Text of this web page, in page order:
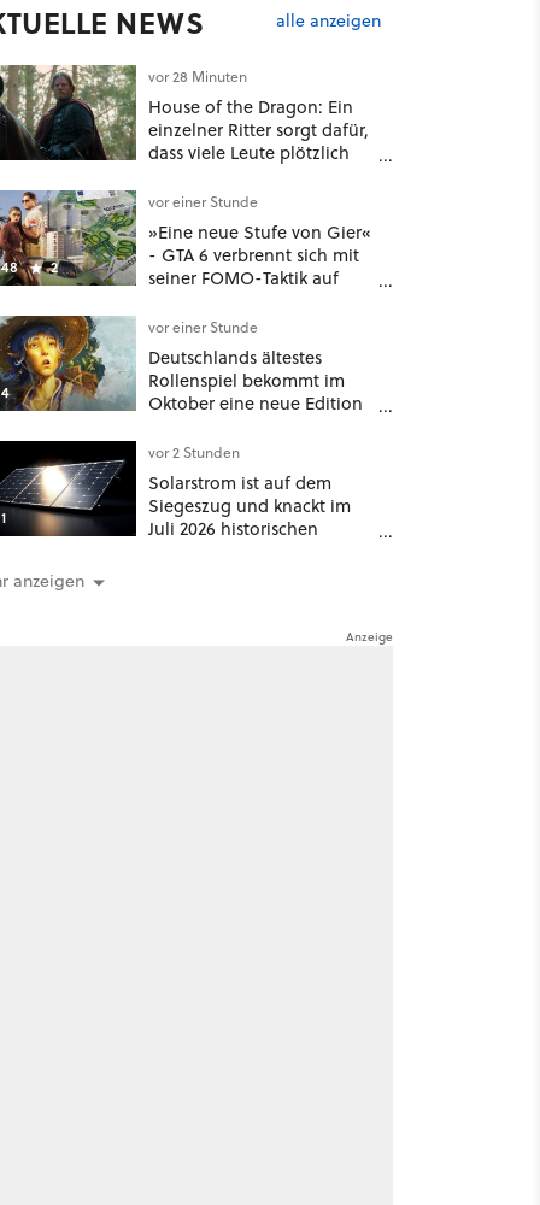
NEWS alle anzeigen
vor 28 Minuten
House of the Dragon: Ein
einzelner Ritter sorgt dafür,
dass viele Leute plötzlich
umstrittensten Häuser von
Game of Thrones denken
2
vor einer Stunde
»Eine neue Stufe von Gier«
- GTA 6 verbrennt sich mit
seiner FOMO-Taktik auf
vor einer Stunde
Deutschlands ältestes
Rollenspiel bekommt im
Oktober eine neue Edition
vor 2 Stunden
Solarstrom ist auf dem
Siegeszug und knackt im
Juli 2026 historischen
anzeigen